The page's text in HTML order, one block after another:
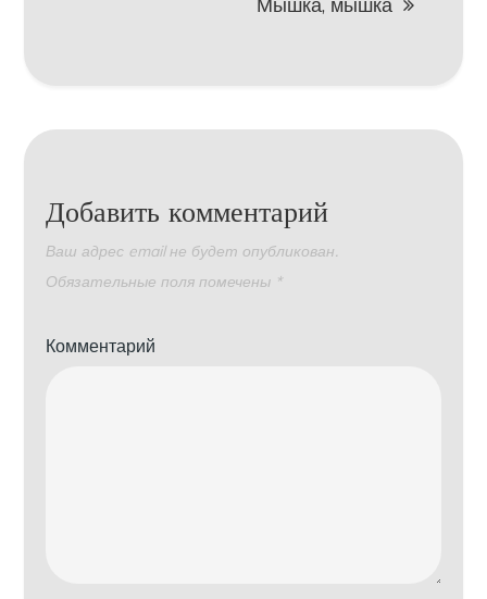
Добавить комментарий
Ваш адрес email не будет опубликован.
Обязательные поля помечены *
Комментарий